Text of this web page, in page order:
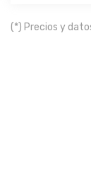
(*) Precios y